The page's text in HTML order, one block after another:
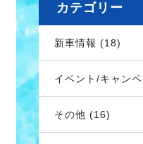
カテゴリー
新車情報 (18)
イベント/キャン
その他 (16)